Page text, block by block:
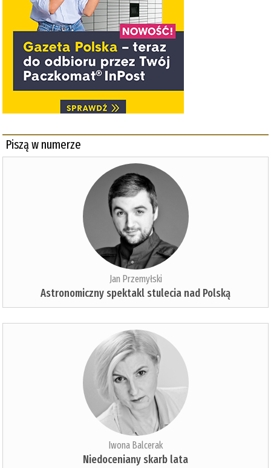
Piszą w numerze
Jan Przemyłski
Astronomiczny spektakl stulecia nad Polską
Iwona Balcerak
Niedoceniany skarb lata